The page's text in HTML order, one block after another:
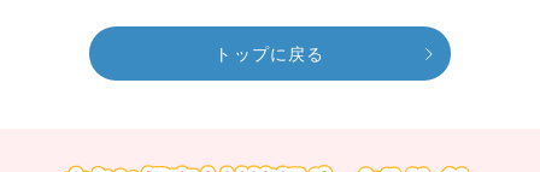
トップに戻る